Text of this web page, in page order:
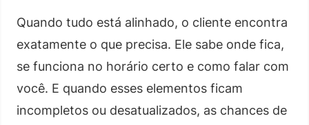
Quando tudo está alinhado, o cliente encontra
exatamente o que precisa. Ele sabe onde fica,
se funciona no horário certo e como falar com
você. E quando esses elementos ficam
incompletos ou desatualizados, as chances de